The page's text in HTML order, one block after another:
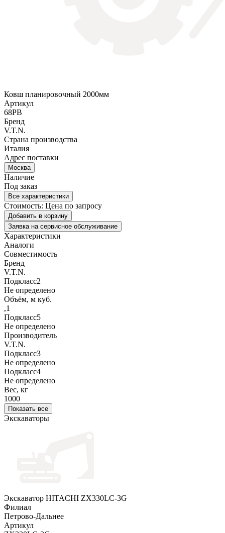
Ковш планировочный 2000мм
Артикул
68PB
Бренд
V.T.N.
Страна производства
Италия
Адрес поставки
Москва
Наличие
Под заказ
Все характеристики
Стоимость: Цена по запросу
Добавить в корзину
Заявка на сервисное обслуживание
Характеристики
Аналоги
Совместимость
Бренд
V.T.N.
Подкласс2
Не определено
Объём, м куб.
,1
Подкласс5
Не определено
Производитель
V.T.N.
Подкласс3
Не определено
Подкласс4
Не определено
Вес, кг
1000
Показать все
Экскаваторы
Экскаватор HITACHI ZX330LC-3G
Филиал
Петрово-Дальнее
Артикул